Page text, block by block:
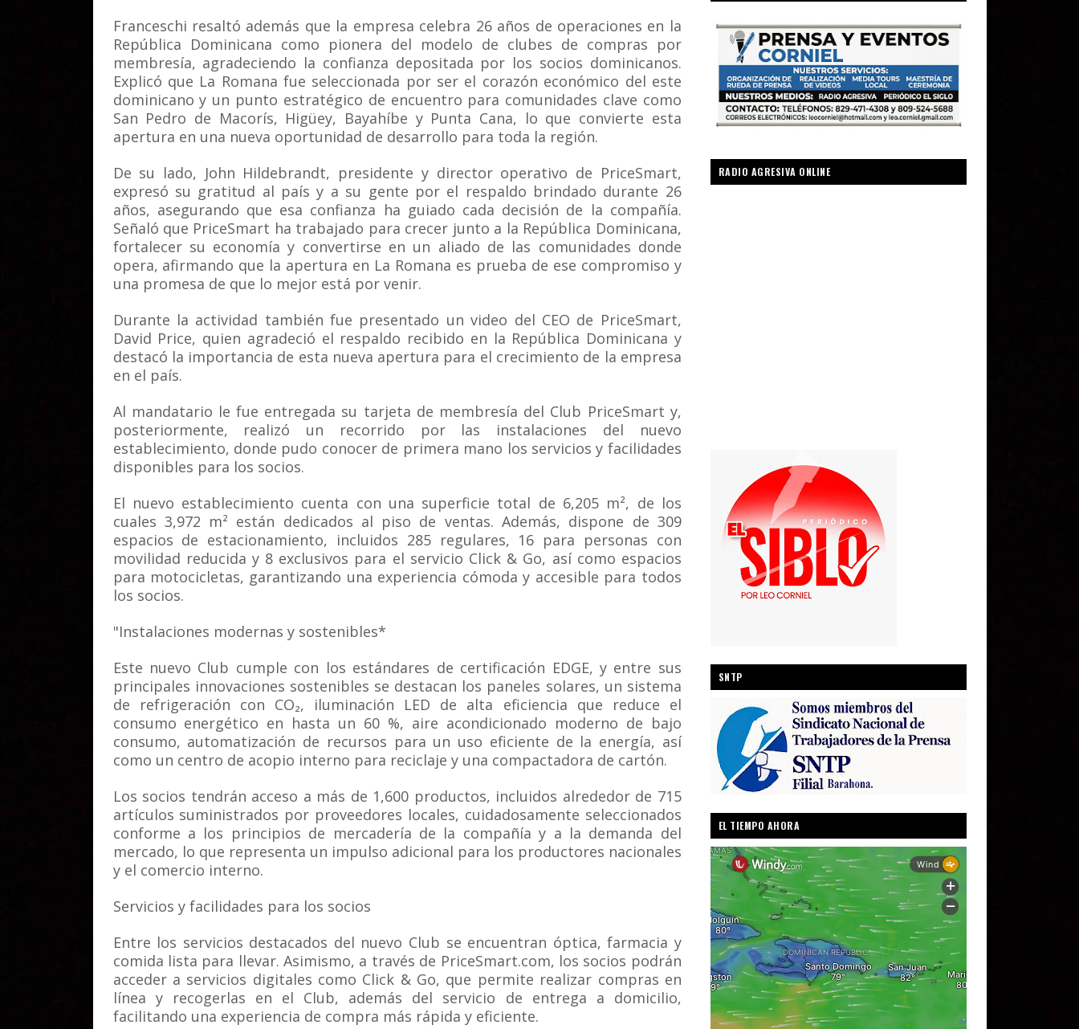
Franceschi resaltó además que la empresa celebra 26 años de operaciones en la
República Dominicana como pionera del modelo de clubes de compras por
membresía, agradeciendo la confianza depositada por los socios dominicanos.
Explicó que La Romana fue seleccionada por ser el corazón económico del este
dominicano y un punto estratégico de encuentro para comunidades clave como
San Pedro de Macorís, Higüey, Bayahíbe y Punta Cana, lo que convierte esta
apertura en una nueva oportunidad de desarrollo para toda la región.
De su lado, John Hildebrandt, presidente y director operativo de PriceSmart,
expresó su gratitud al país y a su gente por el respaldo brindado durante 26
años, asegurando que esa confianza ha guiado cada decisión de la compañía.
Señaló que PriceSmart ha trabajado para crecer junto a la República Dominicana,
fortalecer su economía y convertirse en un aliado de las comunidades donde
opera, afirmando que la apertura en La Romana es prueba de ese compromiso y
una promesa de que lo mejor está por venir.
Durante la actividad también fue presentado un video del CEO de PriceSmart,
David Price, quien agradeció el respaldo recibido en la República Dominicana y
destacó la importancia de esta nueva apertura para el crecimiento de la empresa
en el país.
Al mandatario le fue entregada su tarjeta de membresía del Club PriceSmart y,
posteriormente, realizó un recorrido por las instalaciones del nuevo
establecimiento, donde pudo conocer de primera mano los servicios y facilidades
disponibles para los socios.
El nuevo establecimiento cuenta con una superficie total de 6,205 m², de los
cuales 3,972 m² están dedicados al piso de ventas. Además, dispone de 309
espacios de estacionamiento, incluidos 285 regulares, 16 para personas con
movilidad reducida y 8 exclusivos para el servicio Click & Go, así como espacios
para motocicletas, garantizando una experiencia cómoda y accesible para todos
los socios.
"Instalaciones modernas y sostenibles*
Este nuevo Club cumple con los estándares de certificación EDGE, y entre sus
principales innovaciones sostenibles se destacan los paneles solares, un sistema
de refrigeración con CO₂, iluminación LED de alta eficiencia que reduce el
consumo energético en hasta un 60 %, aire acondicionado moderno de bajo
consumo, automatización de recursos para un uso eficiente de la energía, así
como un centro de acopio interno para reciclaje y una compactadora de cartón.
Los socios tendrán acceso a más de 1,600 productos, incluidos alrededor de 715
artículos suministrados por proveedores locales, cuidadosamente seleccionados
conforme a los principios de mercadería de la compañía y a la demanda del
mercado, lo que representa un impulso adicional para los productores nacionales
y el comercio interno.
Servicios y facilidades para los socios
Entre los servicios destacados del nuevo Club se encuentran óptica, farmacia y
comida lista para llevar. Asimismo, a través de PriceSmart.com, los socios podrán
acceder a servicios digitales como Click & Go, que permite realizar compras en
línea y recogerlas en el Club, además del servicio de entrega a domicilio,
facilitando una experiencia de compra más rápida y eficiente.
RADIO AGRESIVA ONLINE
SNTP
EL TIEMPO AHORA